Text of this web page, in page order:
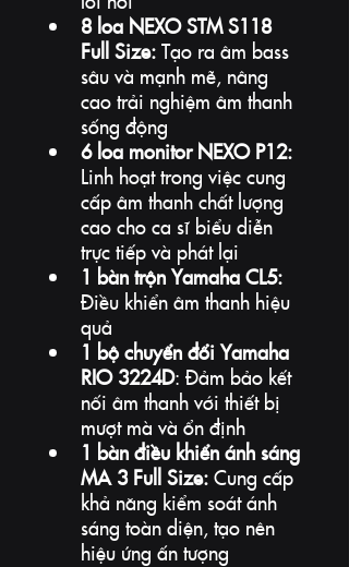
8 loa NEXO STM S118
Full Size: Tạo ra âm bass
sâu và mạnh mẽ, nâng
cao trải nghiệm âm thanh
sống động
6 loa monitor NEXO P12:
Linh hoạt trong việc cung
cấp âm thanh chất lượng
cao cho ca sĩ biểu diễn
trực tiếp và phát lại
1 bàn trộn Yamaha CL5:
Điều khiển âm thanh hiệu
quả
1 bộ chuyển đổi Yamaha
RIO 3224D: Đảm bảo kết
nối âm thanh với thiết bị
mượt mà và ổn định
1 bàn điều khiển ánh sáng
MA 3 Full Size: Cung cấp
khả năng kiểm soát ánh
sáng toàn diện, tạo nên
hiệu ứng ấn tượng